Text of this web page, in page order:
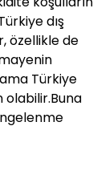
dış
özellikle de
Türkiye